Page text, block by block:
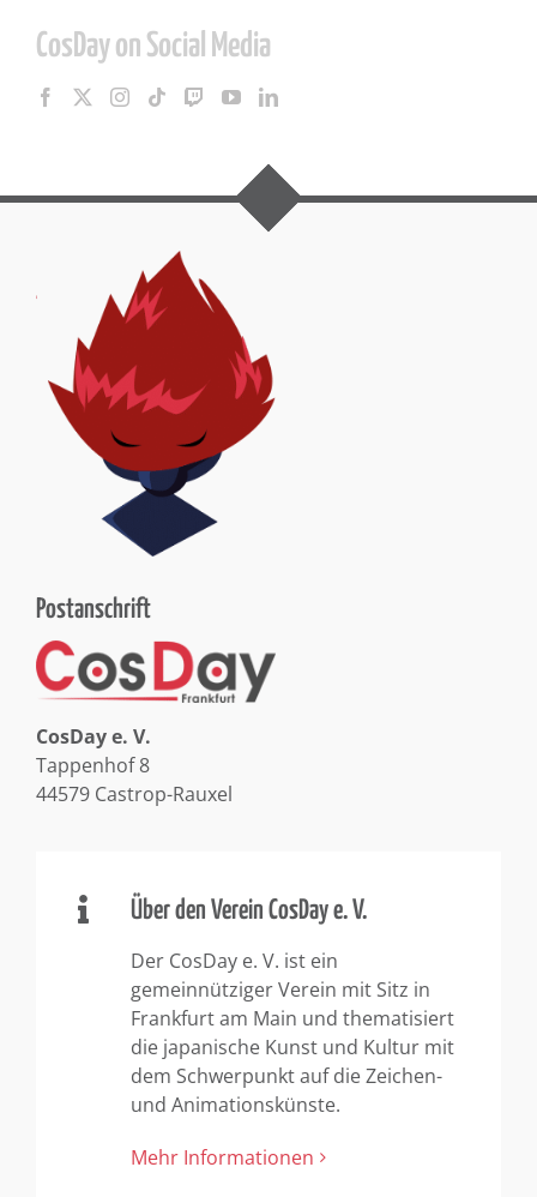
CosDay on Social Media
Postanschrift
CosDay e. V.
Tappenhof 8
44579 Castrop-Rauxel
Über den Verein CosDay e. V.
Der CosDay e. V. ist ein
gemeinnütziger Verein mit Sitz in
Frankfurt am Main und thematisiert
die japanische Kunst und Kultur mit
dem Schwerpunkt auf die Zeichen-
und Animationskünste.
Mehr Informationen